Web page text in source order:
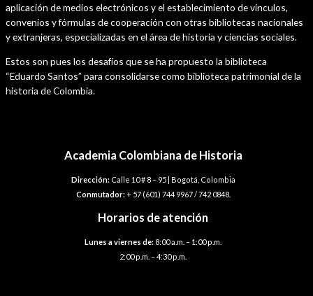
aplicación de medios electrónicos y el establecimiento de vínculos,
convenios y fórmulas de cooperación con otras bibliotecas nacionales
y extranjeras, especializadas en el área de historia y ciencias sociales.
Estos son pues los desafíos que se ha propuesto la biblioteca
“Eduardo Santos” para consolidarse como biblioteca patrimonial de la
historia de Colombia.
Academia Colombiana de Historia
Dirección:Calle 10 # 8 – 95 | Bogotá, Colombia
Conmutador:+ 57 (601) 744 9967 / 742 0848.
Horarios de atención
Lunes a viernes de: 8:00 a.m. – 1:00 p.m.
2:00 p.m. – 4:30 p.m.